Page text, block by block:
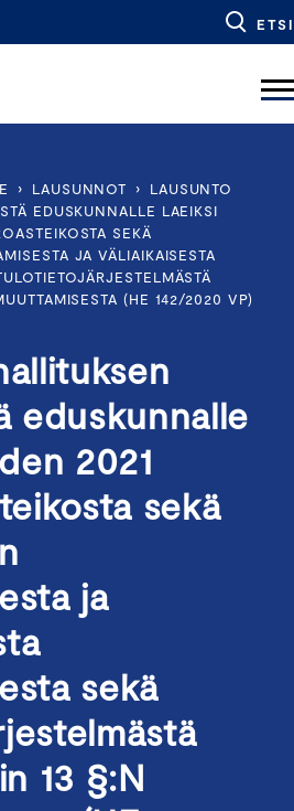
ETSI
› LAUSUNNOT ›
LAUSUNTO
EDUSKUNNALLE LAEIKSI
SEKÄ
JA VÄLIAIKAISESTA
(HE 142/2020 VP)
eduskunnalle
2021
sekä
ja
sekä
13 §:N